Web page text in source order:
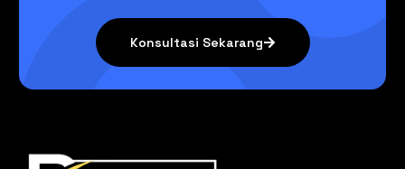
Konsultasi Sekarang